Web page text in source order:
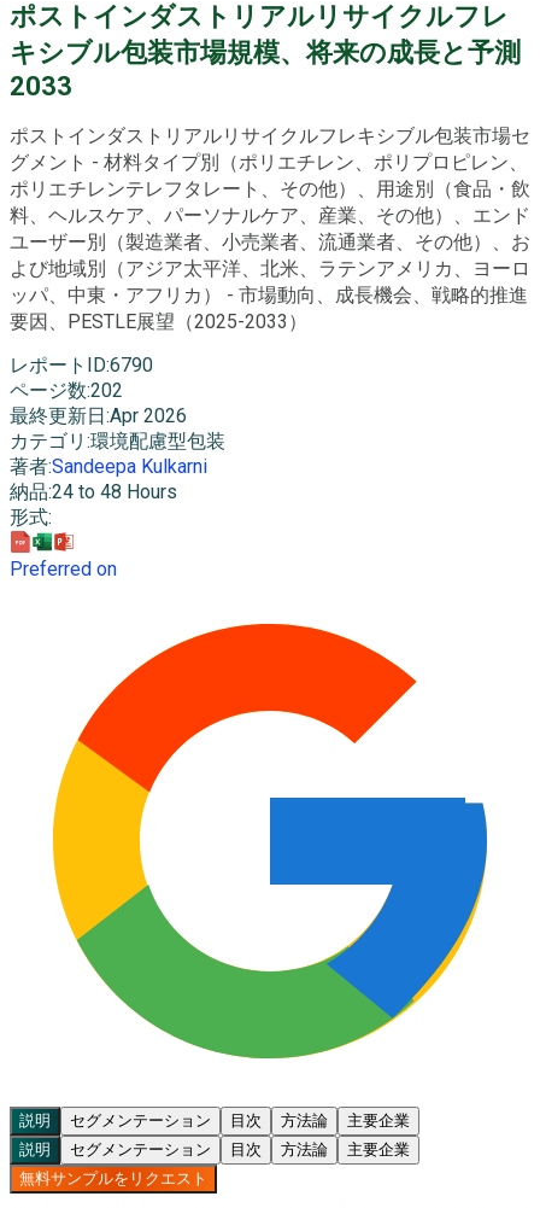
ポストインダストリアルリサイクルフレ
キシブル包装市場規模、将来の成長と予測
2033
ポストインダストリアルリサイクルフレキシブル包装市場セ
グメント - 材料タイプ別（ポリエチレン、ポリプロピレン、
ポリエチレンテレフタレート、その他）、用途別（食品・飲
料、ヘルスケア、パーソナルケア、産業、その他）、エンド
ユーザー別（製造業者、小売業者、流通業者、その他）、お
よび地域別（アジア太平洋、北米、ラテンアメリカ、ヨーロ
ッパ、中東・アフリカ） - 市場動向、成長機会、戦略的推進
要因、PESTLE展望（2025-2033）
レポートID:6790
ページ数:202
最終更新日 :Apr 2026
カテゴリ :環境配慮型包装
著者:Sandeepa Kulkarni
納品:24 to 48 Hours
形式:
Preferred on
説明 セグメンテーション 目次 方法論
主要企業
説明
セグメンテーション 目次 方法論
主要企業
無料サンプルをリクエスト